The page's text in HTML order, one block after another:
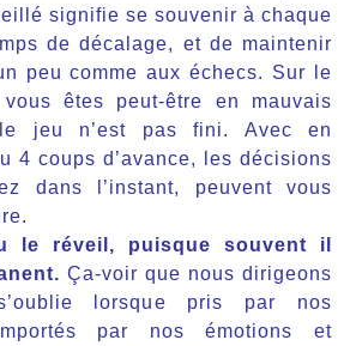
signifie se souvenir à chaque
de décalage, et de maintenir
peu comme aux échecs. Sur le
êtes peut-être en mauvais
jeu n’est pas fini. Avec en
4 coups d’avance, les décisions
dans l’instant, peuvent vous
le réveil, puisque souvent il
Ça-voir que nous dirigeons
lorsque pris par nos
par nos émotions et